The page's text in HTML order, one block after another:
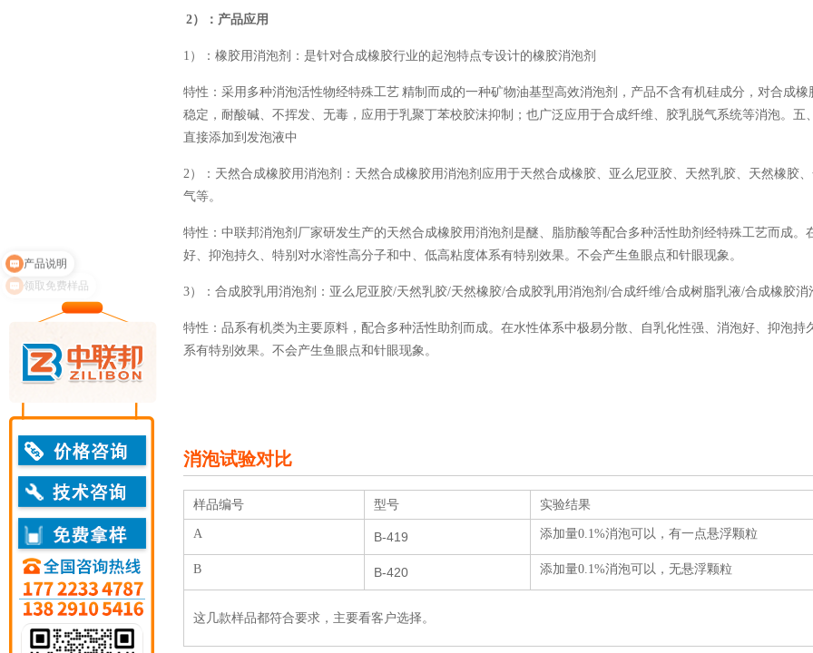
2）：产品应用
1）：橡胶用消泡剂：是针对合成橡胶行业的起泡特点专设计的橡胶消泡剂
特性：采用多种消泡活性物经特殊工艺 精制而成的一种矿物油基型高效消泡剂，产品不含有机硅成分，对合成
稳定，耐酸碱、不挥发、无毒，应用于乳聚丁苯校胶沫抑制；也广泛应用于合成纤维、胶乳脱气系统等消泡。五
直接添加到发泡液中
2）：天然合成橡胶用消泡剂：天然合成橡胶用消泡剂应用于天然合成橡胶、亚么尼亚胶、天然乳胶、天然橡胶
气等。
特性：中联邦消泡剂厂家研发生产的天然合成橡胶用消泡剂是醚、脂肪酸等配合多种活性助剂经特殊工艺而成。
好、抑泡持久、特别对水溶性高分子和中、低高粘度体系有特别效果。不会产生鱼眼点和针眼现象。
3）：合成胶乳用消泡剂：亚么尼亚胶/天然乳胶/天然橡胶/合成胶乳用消泡剂/合成纤维/合成树脂乳液/合成橡胶消
特性：品系有机类为主要原料，配合多种活性助剂而成。在水性体系中极易分散、自乳化性强、消泡好、抑泡持
系有特别效果。不会产生鱼眼点和针眼现象。
消泡试验对比
样品编号 型号 实验结果
A B-419 添加量0.1%消泡可以，有一点悬浮颗粒
B B-420 添加量0.1%消泡可以，无悬浮颗粒
这几款样品都符合要求，主要看客户选择。
领取免费样品